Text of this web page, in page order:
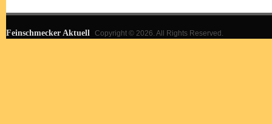
Feinschmecker Aktuell Copyright © 2026. All Rights Reserved.